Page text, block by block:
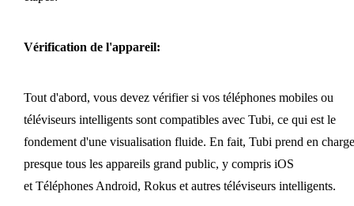
Vérification de l'appareil:
Tout d'abord, vous devez vérifier si vos téléphones mobiles ou
téléviseurs intelligents sont compatibles avec Tubi, ce qui est le
fondement d'une visualisation fluide. En fait, Tubi prend en charge
presque tous les appareils grand public, y compris iOS
et Téléphones Android, Rokus et autres téléviseurs intelligents.